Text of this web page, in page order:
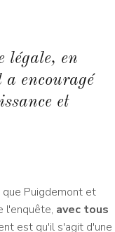
légale, en
encouragé
et
que Puigdemont et
l'enquête, avec tous
est qu'il s'agit d'une